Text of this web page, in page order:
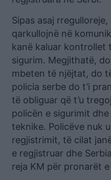
Sipas asaj
qarkullojnë në
kanë kaluar kontrollet
sigurim. Megjithatë,
mbeten të njëjtat, do
policia serbe do t’i
të obliguar që t’u
policën e sigurimit
teknike. Policëve nuk
regjistrimit, të cilat
e regjistruar dhe
reja KM për pronarët